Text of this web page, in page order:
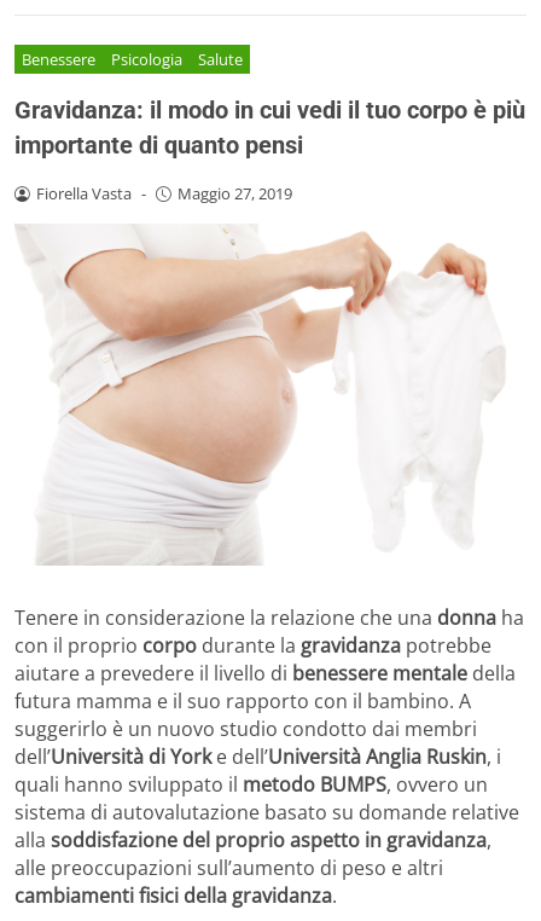
Benessere Psicologia Salute
Gravidanza: il modo in cui vedi il tuo corpo è più
importante di quanto pensi
Fiorella Vasta - Maggio 27, 2019
Tenere in considerazione la relazione che una donna ha
con il proprio corpo durante la gravidanza potrebbe
aiutare a prevedere il livello di benessere mentale della
futura mamma e il suo rapporto con il bambino. A
suggerirlo è un nuovo studio condotto dai membri
dell’Università di Yorke dell’Università Anglia Ruskin, i
quali hanno sviluppato il metodo BUMPS, ovvero un
sistema di autovalutazione basato su domande relative
alla soddisfazione del proprio aspetto in gravidanza,
alle preoccupazioni sull’aumento di peso e altri
cambiamenti fisici della gravidanza.